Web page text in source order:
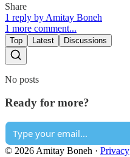
Share
1 reply by Amitay Boneh
1 more comment...
Top Latest Discussions
No posts
Ready for more?
© 2026 Amitay Boneh · Privacy